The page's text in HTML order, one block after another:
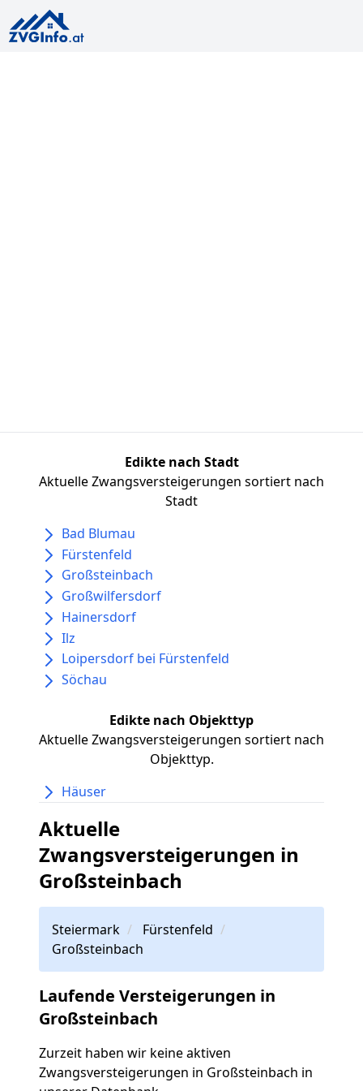
Edikte nach Stadt
Aktuelle Zwangsversteigerungen sortiert nach
Stadt
Bad Blumau
Fürstenfeld
Großsteinbach
Großwilfersdorf
Hainersdorf
Ilz
Loipersdorf bei Fürstenfeld
Söchau
Edikte nach Objekttyp
Aktuelle Zwangsversteigerungen sortiert nach
Objekttyp.
Häuser
Aktuelle
Zwangsversteigerungen in
Großsteinbach
Steiermark
Fürstenfeld
Großsteinbach
Laufende Versteigerungen in
Großsteinbach
Zurzeit haben wir keine aktiven
Zwangsversteigerungen in Großsteinbach in